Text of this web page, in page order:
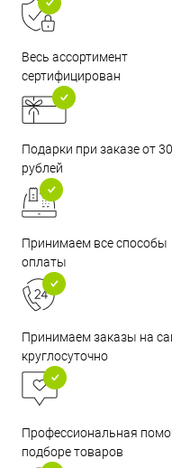
Весь ассортимент
сертифицирован
Подарки при заказе от
рублей
Принимаем все способы
оплаты
Принимаем заказы на
круглосуточно
Профессиональная
подборе товаров